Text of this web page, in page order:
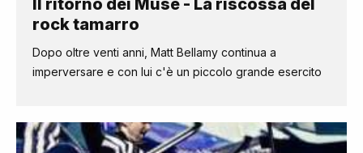
Il ritorno dei Muse - La riscossa del
rock tamarro
Dopo oltre venti anni, Matt Bellamy continua a
imperversare e con lui c'è un piccolo grande esercito